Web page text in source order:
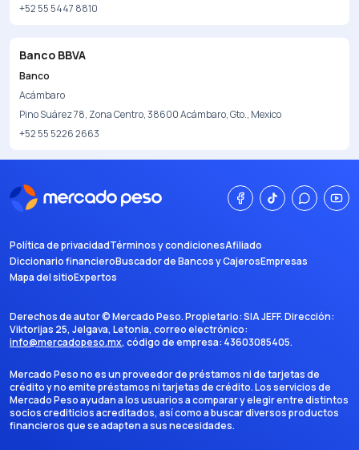
+52 55 5447 8810
Banco BBVA
Banco
Acámbaro
Pino Suárez 78, Zona Centro, 38600 Acámbaro, Gto., Mexico
+52 55 5226 2663
Política de privacidadTérminos y condicionesAfiliado
Diccionario financieroBuscador de Bancos y CajerosEmpresas
Mapa del sitioExpertos
Derechos de autor ©Mercado Peso. Propietario:SIA JEFF. Dirección:
Viktorijas 25, Jelgava, Letonia, correo electrónico:
info@mercadopeso.mx, código de empresa: 43603085405.
Mercado Peso no es un proveedor de préstamos ni de tarjetas de
crédito y no emite préstamos ni tarjetas de crédito. Los servicios de
Mercado Peso ayudan a los usuarios a comparar y elegir entre distintos
socios crediticios acreditados, así como a buscar diversos productos
financieros que se adapten a sus necesidades.